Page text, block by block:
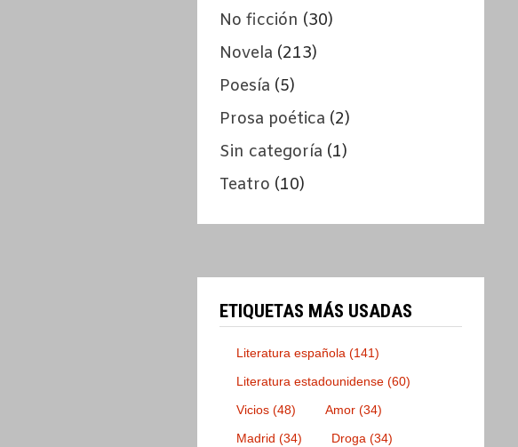
No ficción (30)
Novela (213)
Poesía (5)
Prosa poética (2)
Sin categoría (1)
Teatro (10)
ETIQUETAS MÁS USADAS
Literatura española (141)
Literatura estadounidense (60)
Vicios (48) Amor (34)
Madrid (34) Droga (34)